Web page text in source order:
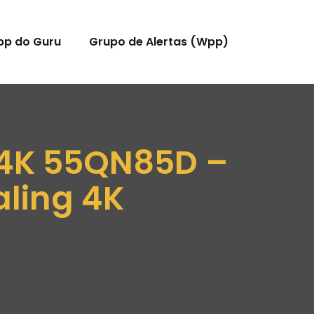
do Guru Grupo de Alertas (Wpp)
55QN85D –
4K